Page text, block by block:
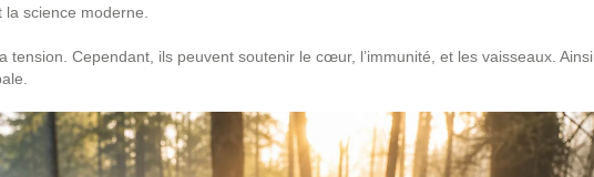
science moderne.
tension. Cependant, ils peuvent soutenir le cœur, l’immunité, et les vaisseaux. Ainsi,